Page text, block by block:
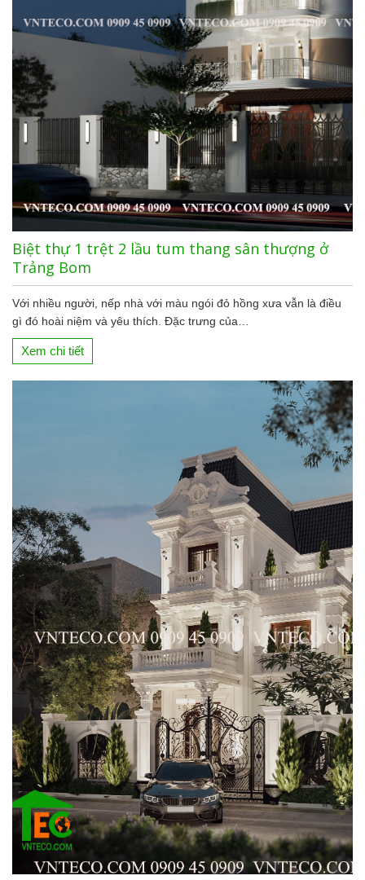
Biệt thự 1 trệt 2 lầu tum thang sân thượng ở
Trảng Bom
Với nhiều người, nếp nhà với màu ngói đỏ hồng xưa vẫn là điều
gì đó hoài niệm và yêu thích. Đặc trưng của…
Xem chi tiết